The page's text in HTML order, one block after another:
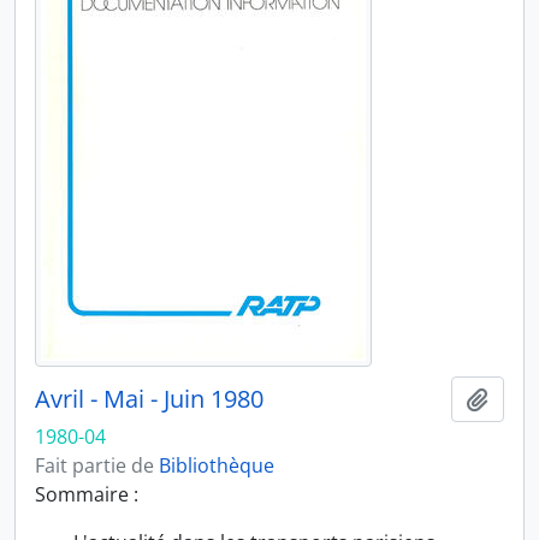
Avril - Mai - Juin 1980
1980-04
Fait partie de Bibliothèque
Sommaire :